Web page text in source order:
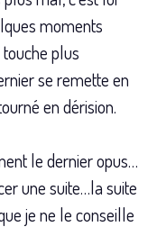
moments
touche plus
se remette en
en dérision.
le dernier opus…
une suite…la suite
je ne le conseille